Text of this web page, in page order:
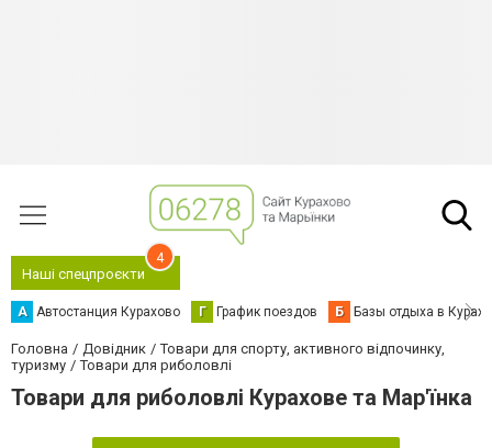
Наші спецпроєкти
4
А Автостанция Курахово Г График поездов Б Базы отдыха в
Головна Довідник
Товари для спорту, активного відпочинку,
туризму
Товари для риболовлі
Товари для риболовлі Курахове та Мар'їнка